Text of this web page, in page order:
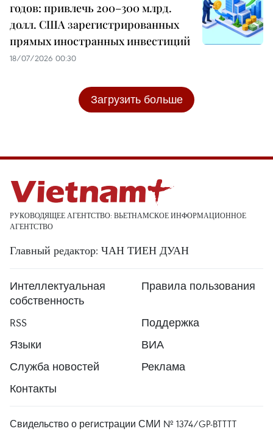
годов: привлечь 200–300 млрд.
долл. США зарегистрированных
прямых иностранных инвестиций
18/07/2026 00:30
Загрузить больше
РУКОВОДЯЩЕЕ АГЕНТСТВО: ВЬЕТНАМСКОЕ ИНФОРМАЦИОННОЕ
АГЕНТСТВО
Главный редактор: ЧАН ТИЕН ДУАН
Интеллектуальная
собственность
Правила пользования
RSS
Поддержка
Языки
ВИА
Служба новостей
Реклама
Контакты
Свидельство о регистрации СМИ № 1374/GP-BTTTT